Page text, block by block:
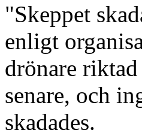
"Skeppet
enligt
drönare
senare, och
skadades.